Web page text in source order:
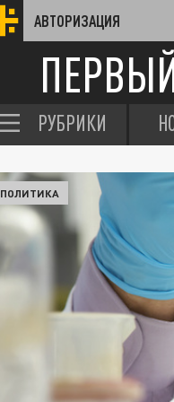
АВТОРИЗАЦИЯ
РУБРИКИ
ПОЛИТИКА